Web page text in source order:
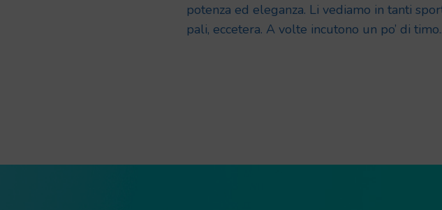
potenza ed eleganza. Li vediamo in tanti
pali, eccetera. A volte incutono un po’ di